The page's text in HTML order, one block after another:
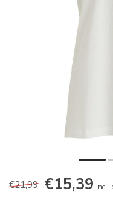
€21,99 €15,39 Incl.